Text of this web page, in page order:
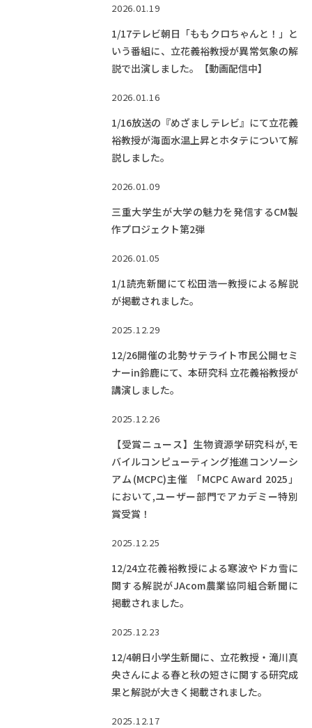
2026.01.19
1/17テレビ朝日「ももクロちゃんと！」と
いう番組に、立花義裕教授が異常気象の解
説で出演しました。【動画配信中】
2026.01.16
1/16放送の『めざましテレビ』にて立花義
裕教授が海面水温上昇とホタテについて解
説しました。
2026.01.09
三重大学生が大学の魅力を発信するCM製
作プロジェクト第2弾
2026.01.05
1/1読売新聞にて松田浩一教授による解説
が掲載されました。
2025.12.29
12/26開催の北勢サテライト市民公開セミ
ナーin鈴鹿にて、本研究科 立花義裕教授が
講演しました。
2025.12.26
【受賞ニュース】生物資源学研究科が,モ
バイルコンピューティング推進コンソーシ
アム(MCPC)主催 「MCPC Award 2025」
において,ユーザー部門でアカデミー特別
賞受賞！
2025.12.25
12/24立花義裕教授による寒波やドカ雪に
関する解説がJAcom農業協同組合新聞に
掲載されました。
2025.12.23
12/4朝日小学生新聞に、立花教授・滝川真
央さんによる春と秋の短さに関する研究成
果と解説が大きく掲載されました。
2025.12.17